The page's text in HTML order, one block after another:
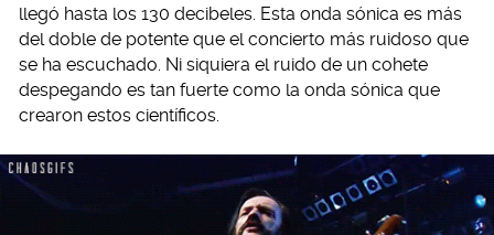
llegó hasta los 130 decibeles. Esta onda sónica es más
del doble de potente que el concierto más ruidoso que
se ha escuchado. Ni siquiera el ruido de un cohete
despegando es tan fuerte como la onda sónica que
crearon estos científicos.